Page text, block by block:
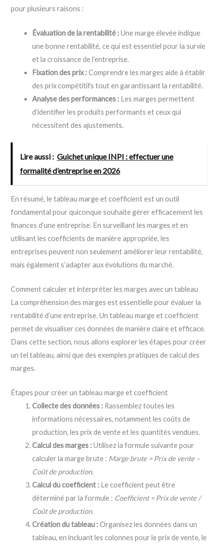
pour plusieurs raisons :
Évaluation de la rentabilité :Une marge élevée indique
une bonne rentabilité, ce qui est essentiel pour la survie
et la croissance de l’entreprise.
Fixation des prix :Comprendre les marges aide à établir
des prix compétitifs tout en garantissant la rentabilité.
Analyse des performances : Les marges permettent
d’identifier les produits performants et ceux qui
nécessitent des ajustements.
Lire aussi : Guichet unique INPI : effectuer une
formalité d’entreprise en 2026
En résumé, le tableau marge et coefficient est un outil
fondamental pour quiconque souhaite gérer efficacement les
finances d’une entreprise. En surveillant les marges et en
utilisant les coefficients de manière appropriée, les
entreprises peuvent non seulement améliorer leur rentabilité,
mais également s’adapter aux évolutions du marché.
Comment calculer et interpréter les marges avec un tableau
La compréhension des marges est essentielle pour évaluer la
rentabilité d’une entreprise. Un tableau marge et coefficient
permet de visualiser ces données de manière claire et efficace.
Dans cette section, nous allons explorer les étapes pour créer
un tel tableau, ainsi que des exemples pratiques de calcul des
marges.
Étapes pour créer un tableau marge et coefficient
Collecte des données : Rassemblez toutes les
informations nécessaires, notamment les coûts de
production, les prix de vente et les quantités vendues.
Calcul des marges :Utilisez la formule suivante pour
calculer la marge brute : Marge brute = Prix de vente –
Coût de production.
Calcul du coefficient : Le coefficient peut être
déterminé par la formule : Coefficient = Prix de vente /
Coût de production.
Création du tableau :Organisez les données dans un
tableau, en incluant les colonnes pour le prix de vente, le